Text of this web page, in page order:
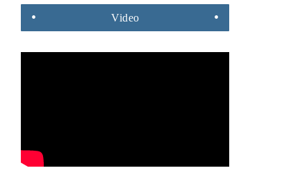
Video